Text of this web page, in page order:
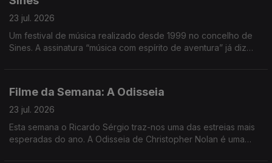
23 jul. 2026
Um festival de música realizado desde 1999 no concelho de
Sines. A assinatura “música com espírito de aventura” já diz
Filme da Semana: A Odisseia
23 jul. 2026
Esta semana o Ricardo Sérgio traz-nos uma das estreias mais
esperadas do ano. A Odisseia de Christopher Nolan é uma